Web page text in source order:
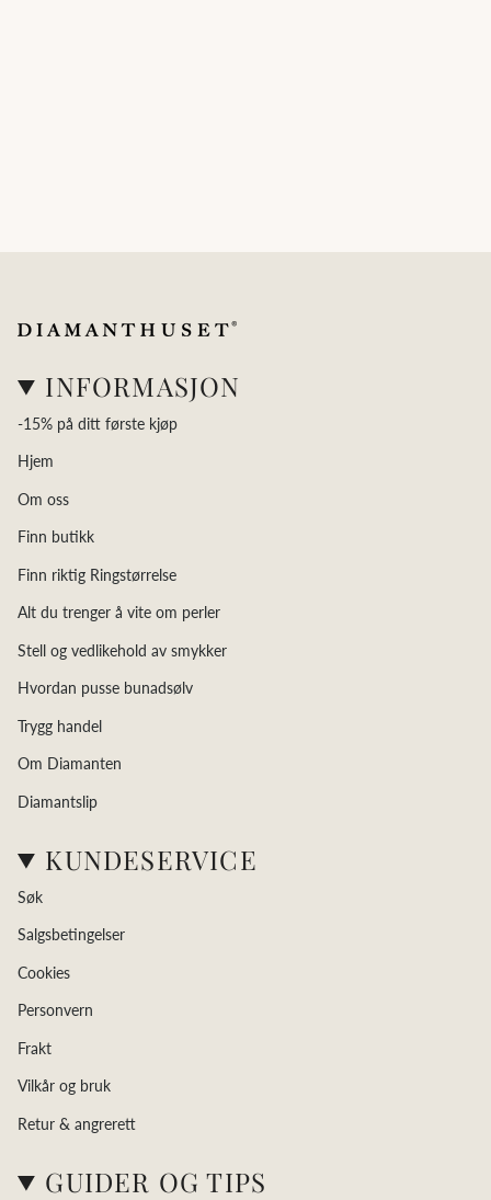
INFORMASJON
-15% på ditt første kjøp
Hjem
Om oss
Finn butikk
Finn riktig Ringstørrelse
Alt du trenger å vite om perler
Stell og vedlikehold av smykker
Hvordan pusse bunadsølv
Trygg handel
Om Diamanten
Diamantslip
KUNDESERVICE
Søk
Salgsbetingelser
Cookies
Personvern
Frakt
Vilkår og bruk
Retur & angrerett
GUIDER OG TIPS